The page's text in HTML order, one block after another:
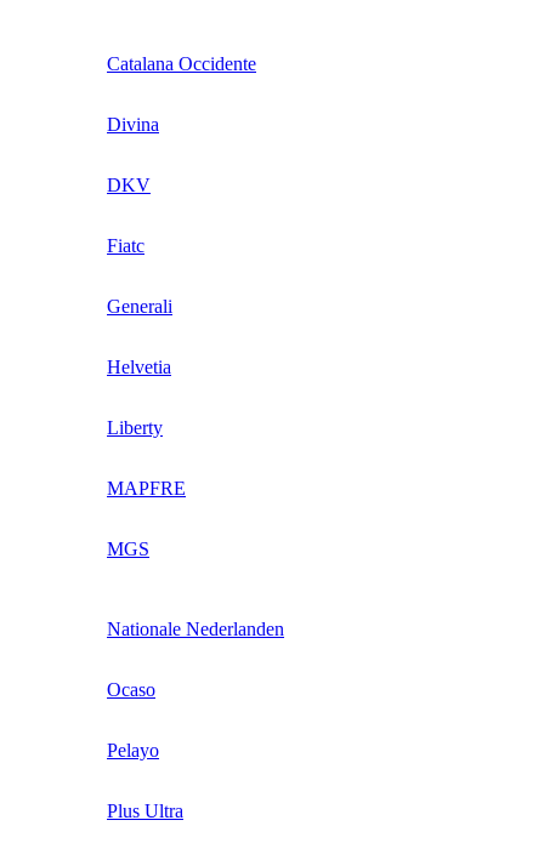
Catalana Occidente
Divina
DKV
Fiatc
Generali
Helvetia
Liberty
MAPFRE
MGS
Nationale Nederlanden
Ocaso
Pelayo
Plus Ultra